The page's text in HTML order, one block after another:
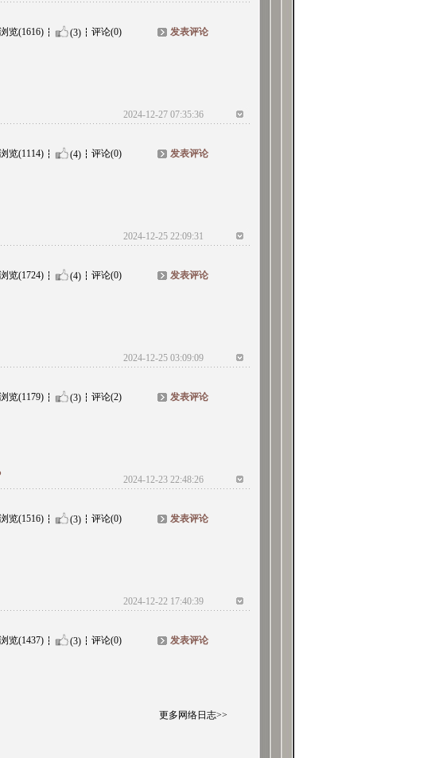
浏览(1616) (3) 评论(0) 发表评论
2024-12-27 07:35:36
浏览(1114) (4) 评论(0) 发表评论
2024-12-25 22:09:31
浏览(1724) (4) 评论(0) 发表评论
2024-12-25 03:09:09
浏览(1179) (3) 评论(2) 发表评论
2024-12-23 22:48:26
浏览(1516) (3) 评论(0) 发表评论
2024-12-22 17:40:39
浏览(1437) (3) 评论(0) 发表评论
更多网络日志>>